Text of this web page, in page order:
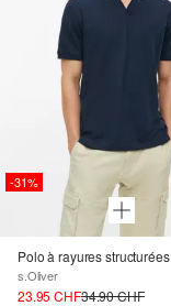
-31%
Polo à rayures structurées
s.Oliver
23.95 CHF34.90 CHF